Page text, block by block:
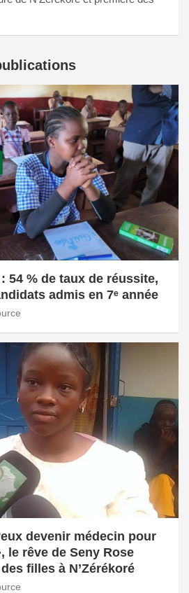
54 % de taux de réussite,
admis en 7ᵉ année
devenir médecin pour
le rêve de Seny Rose
filles à N’Zérékoré